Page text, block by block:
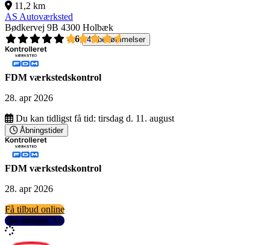
11,2 km
AS Autoværksted
Bødkervej 9B 4300 Holbæk
4,6
41 bedømmelser
FDM værkstedskontrol
28. apr 2026
Du kan tidligst få tid: tirsdag d. 11. august
Åbningstider
FDM værkstedskontrol
28. apr 2026
Få tilbud online
Se detaljer